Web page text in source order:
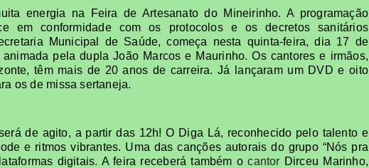
energia na Feira de Artesanato do Mineirinho. A programação
em conformidade com os protocolos e os decretos sanitários
Municipal de Saúde, começa nesta quinta-feira, dia 17 de
pela dupla João Marcos e Maurinho. Os cantores e irmãos,
têm mais de 20 anos de carreira. Já lançaram um DVD e oito
os de missa sertaneja.
de agito, a partir das 12h! O Diga Lá, reconhecido pelo talento e
e ritmos vibrantes. Uma das canções autorais do grupo “Nós pra
digitais. A feira receberá também ocantor Dirceu Marinho,